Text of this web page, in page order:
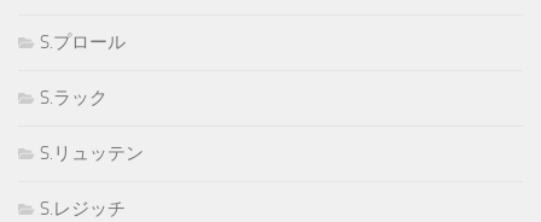
S.プロール
S.ラック
S.リュッテン
S.レジッチ